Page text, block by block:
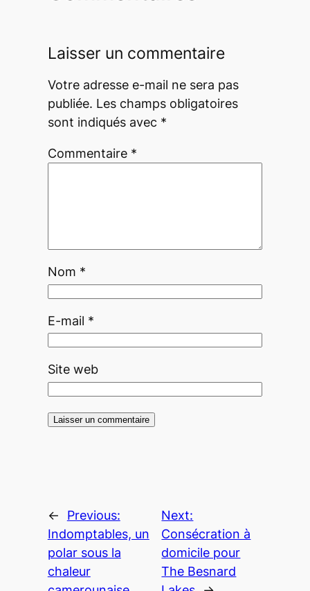
Laisser un commentaire
Votre adresse e-mail ne sera pas
publiée. Les champs obligatoires
sont indiqués avec *
Commentaire *
Nom *
E-mail *
Site web
←
Previous:
Indomptables, un
polar sous la
chaleur
Next:
Consécration à
domicile pour
The Besnard